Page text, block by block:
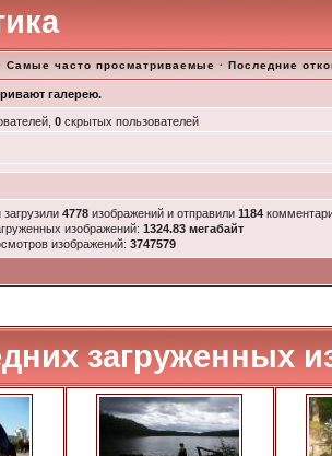
Самые часто просматриваемые · Последние
галерею.
0скрытых пользователей
4778изображений и отправили 1184
изображений: 1324.83 мегабайт
изображений: 3747579
загруженных